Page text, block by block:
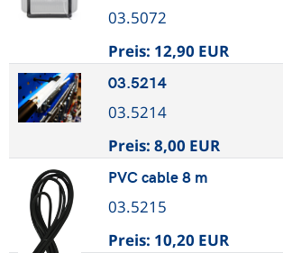
03.5072
Preis: 12,90 EUR
03.5214
03.5214
Preis: 8,00 EUR
PVC cable 8 m
03.5215
Preis: 10,20 EUR